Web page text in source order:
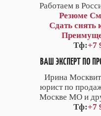
Работаем в
Резюме
Сдать снять
Тф:+7
ВАШ ЭКСПЕРТ ПО
Ирина
юрист по
Москве МО и
Тф:+7